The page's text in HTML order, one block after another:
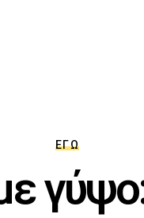
ΕΓΏ